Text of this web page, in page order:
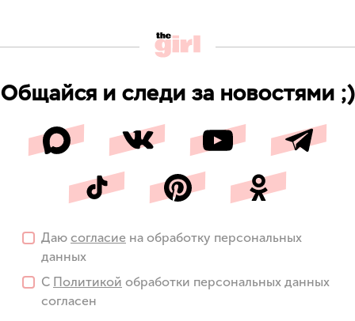
Общайся и следи за новостями ;)
Даю согласие на обработку персональных
данных
С Политикой обработки персональных данных
согласен